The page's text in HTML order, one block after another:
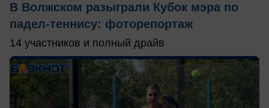
В Волжском разыграли Кубок мэра по
падел-теннису: фоторепортаж
14 участников и полный драйв